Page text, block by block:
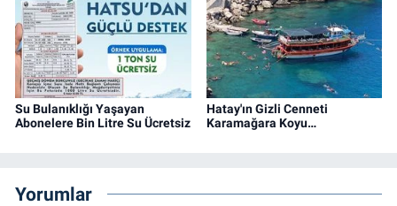
Su Bulanıklığı Yaşayan
Abonelere Bin Litre Su Ücretsiz
Hatay'ın Gizli Cenneti
Karamağara Koyu…
Yorumlar